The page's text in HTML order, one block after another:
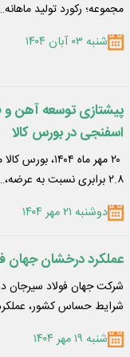
مجموعه؛ رکورد تولید
شنبه ۰۳ آبان ۱۴۰۴
پیشتازی توسعه آهن و
اسفنجی در بورس کالا
۲.۸ برابری نسبت به عرضه،…
دوشنبه ۲۱ مهر ۱۴۰۴
عملکرد درخشان جهان
شرایط حساس کشور،
شنبه ۱۹ مهر ۱۴۰۴